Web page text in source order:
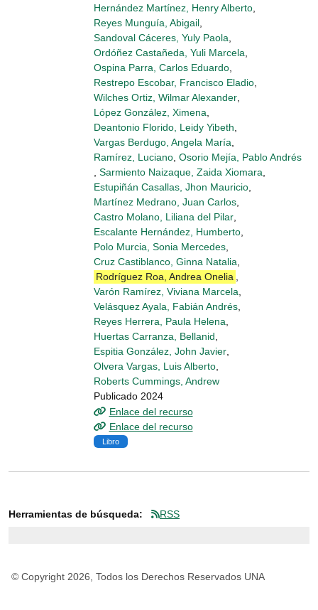
Hernández Martínez, Henry Alberto,
Reyes Munguía, Abigail,
Sandoval Cáceres, Yuly Paola,
Ordóñez Castañeda, Yuli Marcela,
Ospina Parra, Carlos Eduardo,
Restrepo Escobar, Francisco Eladio,
Wilches Ortiz, Wilmar Alexander,
López González, Ximena,
Deantonio Florido, Leidy Yibeth,
Vargas Berdugo, Angela María,
Ramírez, Luciano, Osorio Mejía, Pablo Andrés
, Sarmiento Naizaque, Zaida Xiomara,
Estupiñán Casallas, Jhon Mauricio,
Martínez Medrano, Juan Carlos,
Castro Molano, Liliana del Pilar,
Escalante Hernández, Humberto,
Polo Murcia, Sonia Mercedes,
Cruz Castiblanco, Ginna Natalia,
Rodríguez Roa, Andrea Onelia ,
Varón Ramírez, Viviana Marcela,
Velásquez Ayala, Fabián Andrés,
Reyes Herrera, Paula Helena,
Huertas Carranza, Bellanid,
Espitia González, John Javier,
Olvera Vargas, Luis Alberto,
Roberts Cummings, Andrew
Publicado 2024
Enlace del recurso
Enlace del recurso
Libro
Herramientas de búsqueda: RSS
© Copyright 2026, Todos los Derechos Reservados UNA